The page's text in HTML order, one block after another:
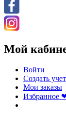
Мой
Войти
Создать
Мои заказы
Избранное